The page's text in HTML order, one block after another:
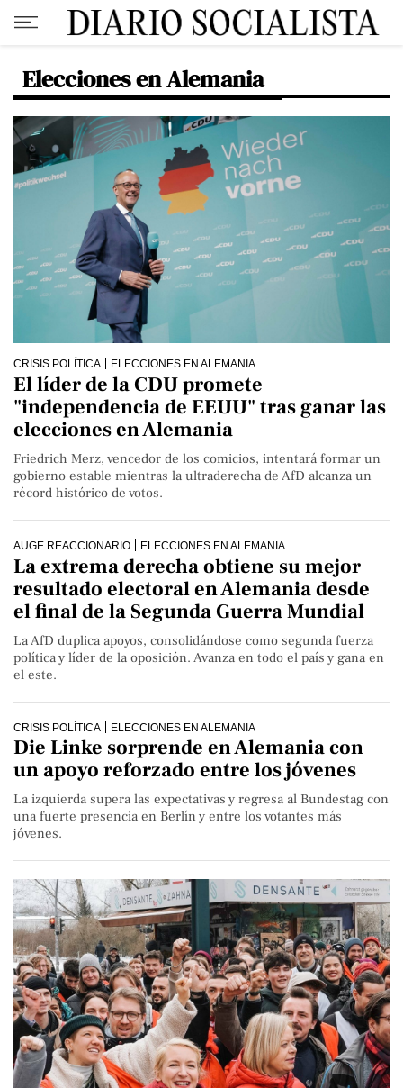
Elecciones en Alemania
CRISIS POLÍTICA ELECCIONES EN ALEMANIA
El líder de la CDU promete
"independencia de EEUU" tras ganar las
elecciones en Alemania
Friedrich Merz, vencedor de los comicios, intentará formar un
gobierno estable mientras la ultraderecha de AfD alcanza un
récord histórico de votos.
AUGE REACCIONARIO ELECCIONES EN ALEMANIA
La extrema derecha obtiene su mejor
resultado electoral en Alemania desde
el final de la Segunda Guerra Mundial
La AfD duplica apoyos, consolidándose como segunda fuerza
política y líder de la oposición. Avanza en todo el país y gana en
el este.
CRISIS POLÍTICA ELECCIONES EN ALEMANIA
Die Linke sorprende en Alemania con
un apoyo reforzado entre los jóvenes
La izquierda supera las expectativas y regresa al Bundestag con
una fuerte presencia en Berlín y entre los votantes más
jóvenes.